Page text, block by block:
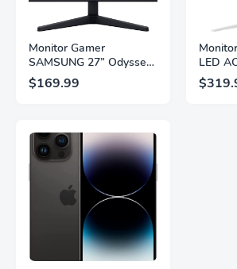
Monitor Gamer
SAMSUNG 27” Odyssey
G5 G53F con Resolución
QHD, HDR10,
Panel IPS, AMD
FreeSync™ Premium,
Ecualizador Negro,
Cambio Automático de
Fuente,
LS27FG532ENXZA
$169.99
LED